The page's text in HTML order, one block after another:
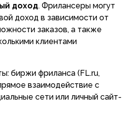
доход. Фрилансеры могут
доход в зависимости от
заказов, а также
клиентами
биржи фриланса (FL.ru,
взаимодействие с
сети или личный сайт-